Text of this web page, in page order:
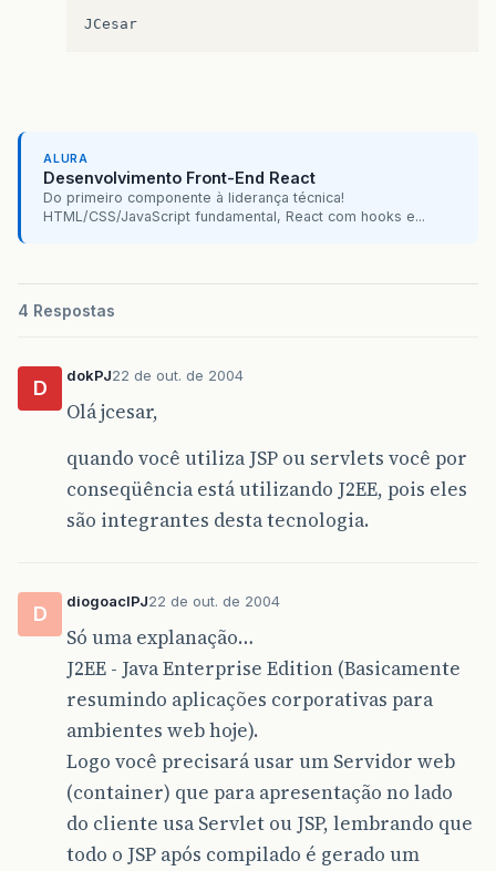
ALURA
Desenvolvimento Front-End React
Do primeiro componente à liderança técnica!
HTML/CSS/JavaScript fundamental, React com hooks e...
4 Respostas
D
dokPJ22 de out. de 2004
Olá jcesar,
quando você utiliza JSP ou servlets você por
conseqüência está utilizando J2EE, pois eles
são integrantes desta tecnologia.
D
diogoaclPJ22 de out. de 2004
Só uma explanação…
J2EE - Java Enterprise Edition (Basicamente
resumindo aplicações corporativas para
ambientes web hoje).
Logo você precisará usar um Servidor web
(container) que para apresentação no lado
do cliente usa Servlet ou JSP, lembrando que
todo o JSP após compilado é gerado um